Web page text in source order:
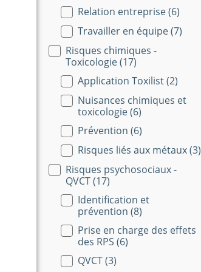
Relation entreprise(6)
Travailler en équipe(7)
Risques chimiques -
Toxicologie(17)
Application Toxilist(2)
Nuisances chimiques et
toxicologie(6)
Prévention (6)
Risques liés aux métaux(3)
Risques psychosociaux -
QVCT(17)
Identification et
prévention (8)
Prise en charge des effets
des RPS (6)
QVCT(3)